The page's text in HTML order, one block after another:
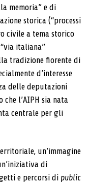
memoria” e di
storica (“processi
civile a tema storico
italiana”
tradizione fiorente di
d’interesse
delle deputazioni
l’AIPH sia nata
centrale per gli
un’immagine
di
e percorsi di public